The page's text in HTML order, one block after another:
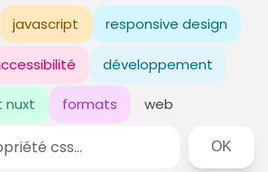
javascript responsive design
développement
nuxt formats web
Rechercher